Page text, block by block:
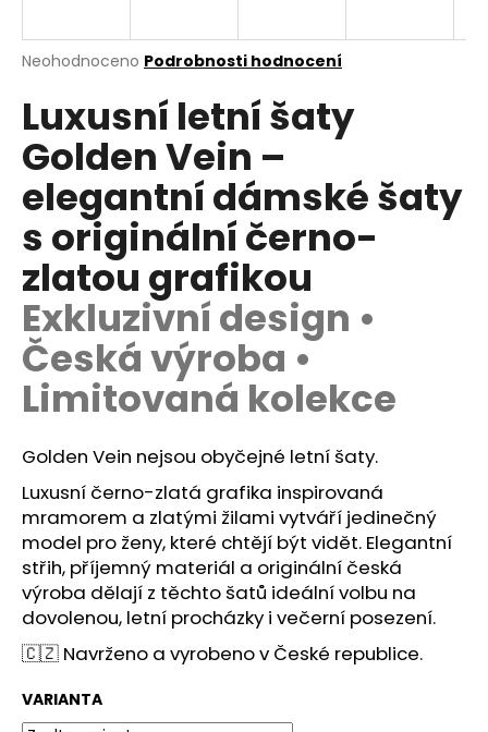
Průměrné
produktu
je
0,0
z
5
hvězdiček.
Neohodnoceno Podrobnosti hodnocení
Luxusní letní šaty
Golden Vein –
elegantní dámské šaty
s originální černo-
zlatou grafikou
Exkluzivní design •
Česká výroba •
Limitovaná kolekce
Golden Vein nejsou obyčejné letní šaty.
Luxusní černo-zlatá grafika inspirovaná
mramorem a zlatými žilami vytváří jedinečný
model pro ženy, které chtějí být vidět. Elegantní
střih, příjemný materiál a originální česká
výroba dělají z těchto šatů ideální volbu na
dovolenou, letní procházky i večerní posezení.
🇨🇿 Navrženo a vyrobeno v České republice.
VARIANTA
j
t
?
HLEDAT
D
o
p
o
r
u
č
u
j
e
m
e